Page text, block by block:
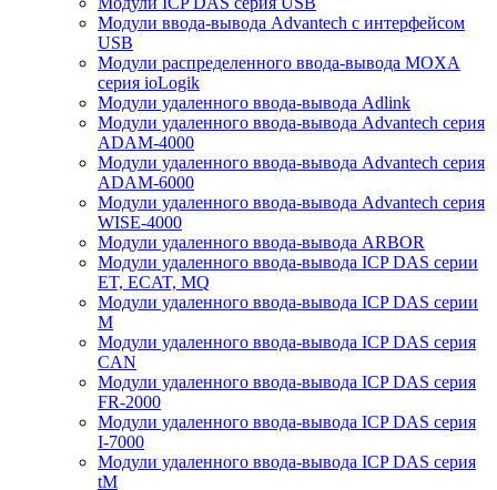
Модули ввода-вывода Advantech с интерфейсом
USB
Модули распределенного ввода-вывода MOXA
серия ioLogik
Модули удаленного ввода-вывода Adlink
Модули удаленного ввода-вывода Advantech серия
ADAM-4000
Модули удаленного ввода-вывода Advantech серия
ADAM-6000
Модули удаленного ввода-вывода Advantech серия
WISE-4000
Модули удаленного ввода-вывода ARBOR
Модули удаленного ввода-вывода ICP DAS серии
ET, ECAT, MQ
Модули удаленного ввода-вывода ICP DAS серии
M
Модули удаленного ввода-вывода ICP DAS серия
CAN
Модули удаленного ввода-вывода ICP DAS серия
FR-2000
Модули удаленного ввода-вывода ICP DAS серия
I-7000
Модули удаленного ввода-вывода ICP DAS серия
tM